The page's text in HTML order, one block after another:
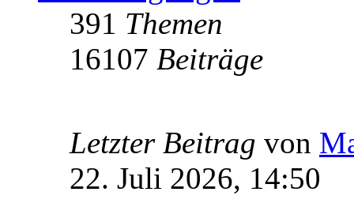
391 Themen
16107 Beiträge
Letzter Beitrag von
22. Juli 2026, 14:50